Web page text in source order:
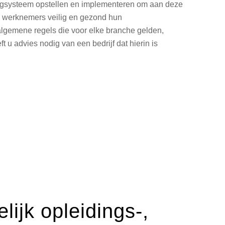
opstellen en implementeren om aan deze
veilig en gezond hun
regels die voor elke branche gelden,
u advies nodig van een bedrijf dat hierin is
opleidings-,